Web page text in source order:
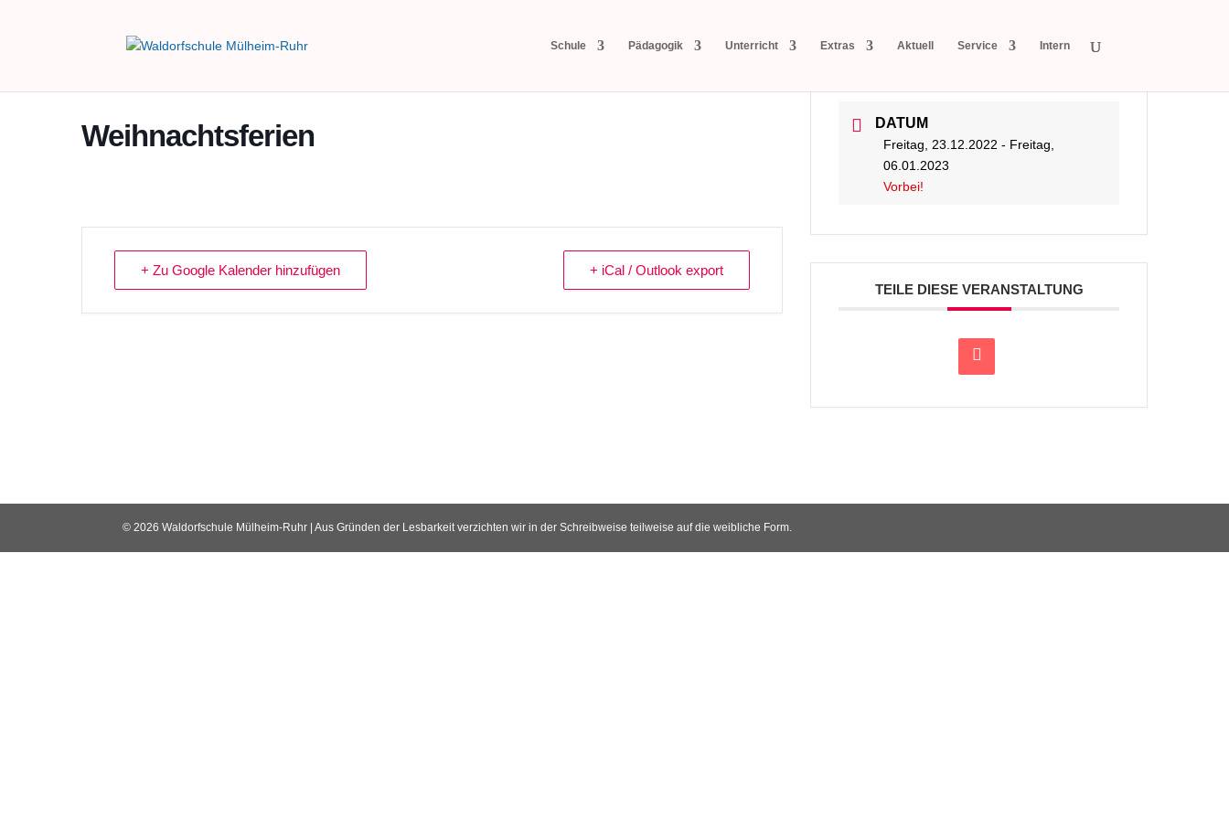
Schule Pädagogik Unterricht Extras Aktuell Service Intern
Weihnachtsferien
+ Zu Google Kalender hinzufügen + iCal / Outlook export
DATUM
Freitag, 23.12.2022 - Freitag,
06.01.2023
Vorbei!
TEILE DIESE VERANSTALTUNG
© 2026 Waldorfschule Mülheim-Ruhr | Aus Gründen der Lesbarkeit verzichten wir in der Schreibweise teilweise auf die weibliche Form.